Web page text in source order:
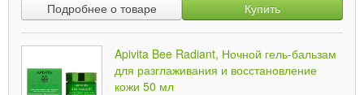
Подробнее о товаре Купить
Apivita Bee Radiant, Ночной гель-бальзам
для разглаживания и восстановление
кожи 50 мл